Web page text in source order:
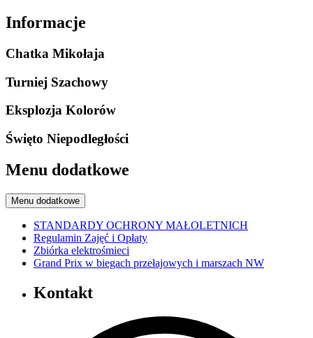
Informacje
Chatka Mikołaja
Turniej Szachowy
Eksplozja Kolorów
Święto Niepodległości
Menu dodatkowe
Menu dodatkowe
STANDARDY OCHRONY MAŁOLETNICH
Regulamin Zajęć i Opłaty
Zbiórka elektrośmieci
Grand Prix w biegach przełajowych i marszach NW
Kontakt